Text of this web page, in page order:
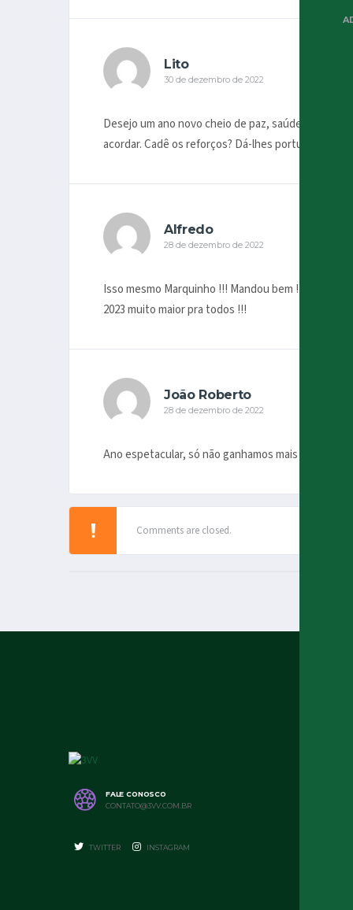
Lito
30 de dezembro de 2022
Desejo um ano novo cheio de paz, saúde e títulos
acordar. Cadê os reforços? Dá-lhes portuga.
Alfredo
28 de dezembro de 2022
Isso mesmo Marquinho !!! Mandou bem ! Falou o
2023 muito maior pra todos !!!
João Roberto
28 de dezembro de 2022
Ano espetacular, só não ganhamos mais porque não
Comments are closed.
FALE CONOSCO
CONTATO@3VV.COM.BR
TWITTER INSTAGRAM